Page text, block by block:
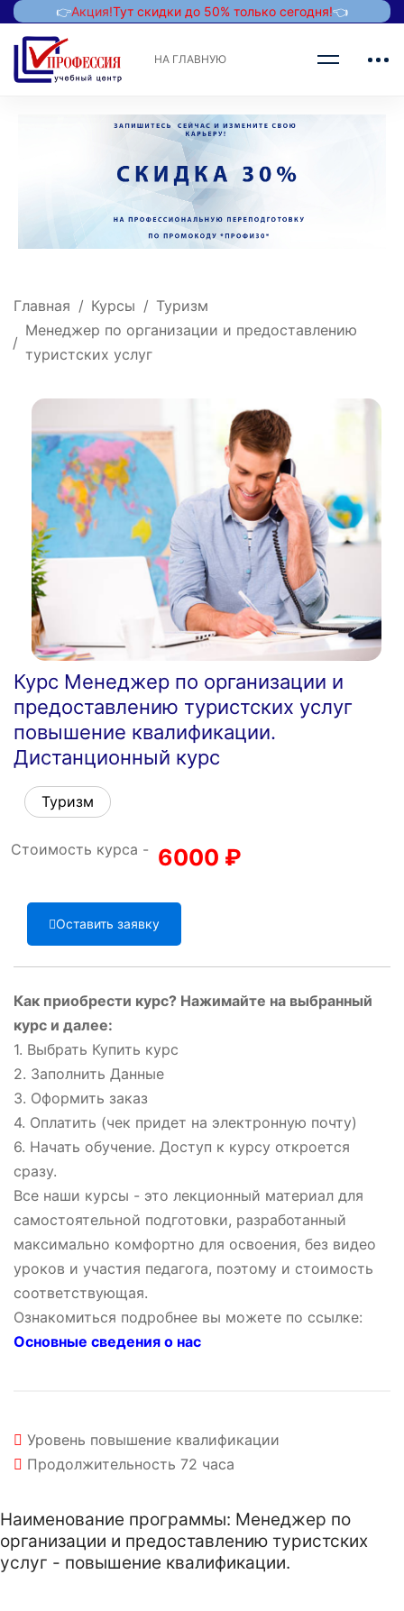
👉Акция!Тут скидки до 50% только сегодня!👈
НА ГЛАВНУЮ
Главная Курсы
Туризм
Менеджер по организации и предоставлению
туристских услуг
Курс Менеджер по организации и
предоставлению туристских услуг
повышение квалификации.
Дистанционный курс
Туризм
Стоимость курса - 6000 ₽
Оставить заявку
Как приобрести курс? Нажимайте на выбранный
курс и далее:
1. Выбрать Купить курс
2. Заполнить Данные
3. Оформить заказ
4. Оплатить (чек придет на электронную почту)
6. Начать обучение. Доступ к курсу откроется
сразу.
Все наши курсы - это лекционный материал для
самостоятельной подготовки, разработанный
максимально комфортно для освоения, без видео
уроков и участия педагога, поэтому и стоимость
соответствующая.
Ознакомиться подробнее вы можете по ссылке:
Основные сведения о нас
Уровень повышение квалификации
Продолжительность 72 часа
Наименование программы: Менеджер по
организации и предоставлению туристских
услуг - повышение квалификации.